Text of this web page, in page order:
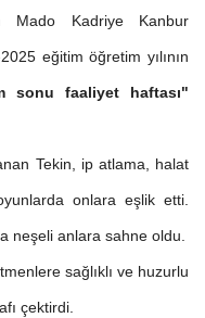
Mado Kadriye Kanbur
eğitim öğretim yılının
sonu faaliyet haftası"
Tekin, ip atlama, halat
onlara eşlik etti.
neşeli anlara sahne oldu.
sağlıklı ve huzurlu
çektirdi.